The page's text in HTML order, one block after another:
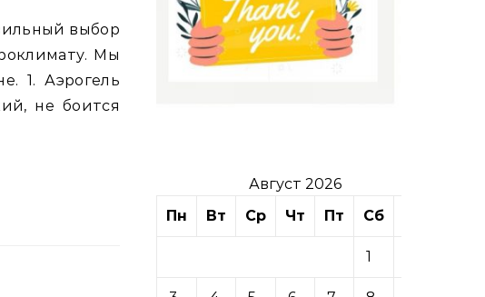
Мы
1. Аэрогель
не боится
Август 2026
Пн
Вт Ср Чт Пт Сб
1